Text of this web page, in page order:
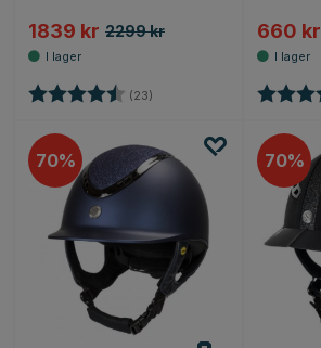
1839 kr 2299 kr
Betyg: (23) 4.8 utav 5 stjärnor
660 kr
Betyg:
70 70